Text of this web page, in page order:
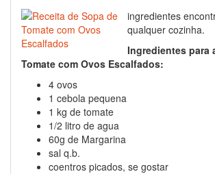
ingredientes
qualquer cozinha.
Ingredientes para
Tomate com Ovos Escalfados:
4 ovos
1 cebola pequena
1 kg de tomate
1/2 litro de agua
60g de Margarina
sal q.b.
coentros picados, se gostar